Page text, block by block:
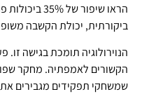
הראו שיפור
ביקורתית, יכולת הקשבה
הנוירולוגיה תומכת בגישה זו.
הקשורים לאמפתיה. מחקר
שמשחקי תפקידים מגבירים את